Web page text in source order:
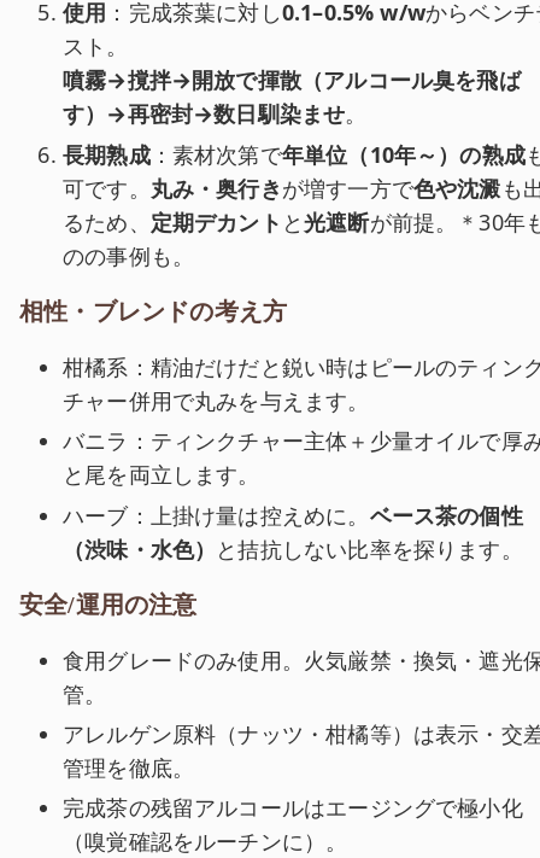
使用 ：完成茶葉に対し0.1–0.5% w/wからベン
スト。
噴霧→撹拌→開放で揮散（アルコール臭を飛ば
す）→再密封→数日馴染ませ。
長期熟成：素材次第で年単位（10年～）の熟成
可です。 丸み・奥行きが増す一方で色や沈澱も
るため、 定期デカント と光遮断が前提。＊30年
のの事例も。
相性・ブレンドの考え方
柑橘系：精油だけだと鋭い時はピールのティン
チャー併用で丸みを与えます。
バニラ：ティンクチャー主体＋少量オイルで厚
と尾を両立します。
ハーブ：上掛け量は控えめに。 ベース茶の個性
（渋味・水色） と拮抗しない比率を探ります。
安全/運用の注意
食用グレードのみ使用。火気厳禁・換気・遮光
管。
アレルゲン原料（ナッツ・柑橘等）は表示・交
管理を徹底。
完成茶の残留アルコールはエージングで極小化
（嗅覚確認をルーチンに）。